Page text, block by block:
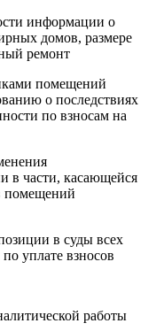
информации о
домов, размере
ремонт
помещений
о последствиях
по взносам на
в части, касающейся
помещений
в суды всех
уплате взносов
работы